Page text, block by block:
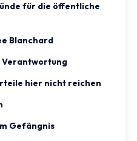
für die öffentliche
Blanchard
Verantwortung
hier nicht reichen
Gefängnis